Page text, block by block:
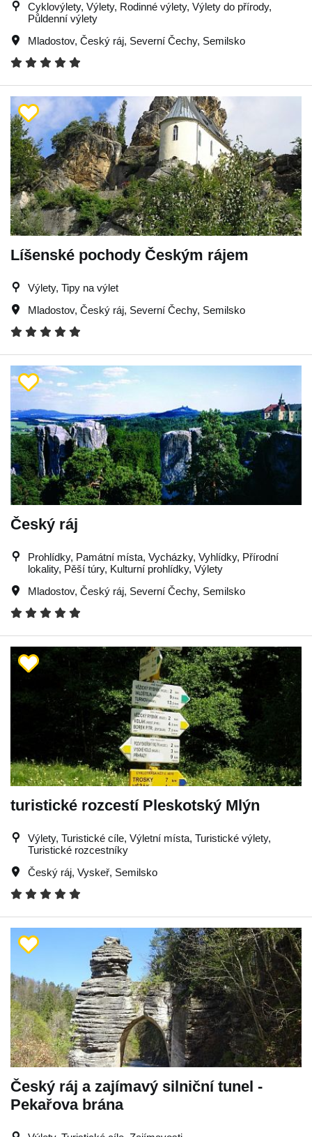
Cyklovýlety, Výlety, Rodinné výlety, Výlety do přírody,
Půldenní výlety
Mladostov, Český ráj, Severní Čechy, Semilsko
Líšenské pochody Českým rájem
Výlety, Tipy na výlet
Mladostov, Český ráj, Severní Čechy, Semilsko
Český ráj
Prohlídky, Památní místa, Vycházky, Vyhlídky, Přírodní
lokality, Pěší túry, Kulturní prohlídky, Výlety
Mladostov, Český ráj, Severní Čechy, Semilsko
turistické rozcestí Pleskotský Mlýn
Výlety, Turistické cíle, Výletní místa, Turistické výlety,
Turistické rozcestníky
Český ráj, Vyskeř, Semilsko
Český ráj a zajímavý silniční tunel -
Pekařova brána